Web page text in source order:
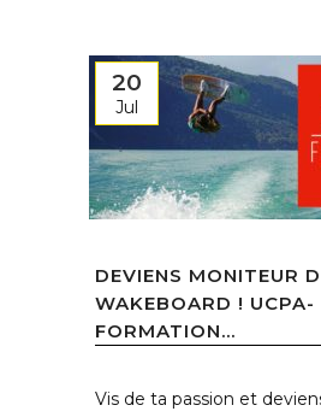
20
Jul
DEVIENS MONITEUR
WAKEBOARD ! UCPA-
FORMATION...
Vis de ta passion et